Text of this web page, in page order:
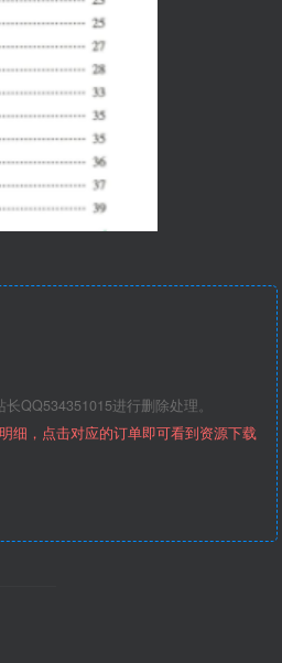
QQ534351015进行删除处理。
细，点击对应的订单即可看到资源下载